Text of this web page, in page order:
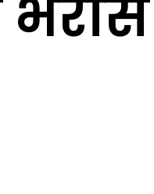
भरोसे